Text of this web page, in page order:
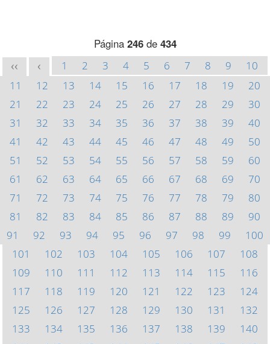
Página 246de 434
<< < 1 2 3 4 5 6 7 8 9
10
11
12 13 14 15 16 17 18 19
20
21
22 23 24 25 26 27 28 29
30
31
32 33 34 35 36 37 38 39
40
41
42 43 44 45 46 47 48 49
50
51
52 53 54 55 56 57 58 59
60
61
62 63 64 65 66 67 68 69
70
71
72 73 74 75 76 77 78 79
80
81
82 83 84 85 86 87 88 89
90
91
92 93 94 95 96 97 98 99
100
101
102 103 104 105 106 107
108
109
110 111 112 113 114 115
116
117
118 119 120 121 122 123
124
125
126 127 128 129 130 131
132
133
134 135 136 137 138 139
140